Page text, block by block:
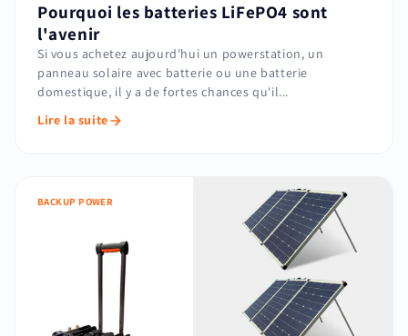
Pourquoi les batteries LiFePO4 sont
l'avenir
Si vous achetez aujourd'hui un powerstation, un
panneau solaire avec batterie ou une batterie
domestique, il y a de fortes chances qu'il...
Lire la suite
BACKUP POWER